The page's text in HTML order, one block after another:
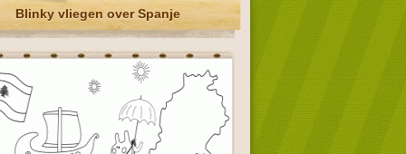
Blinky vliegen over Spanje